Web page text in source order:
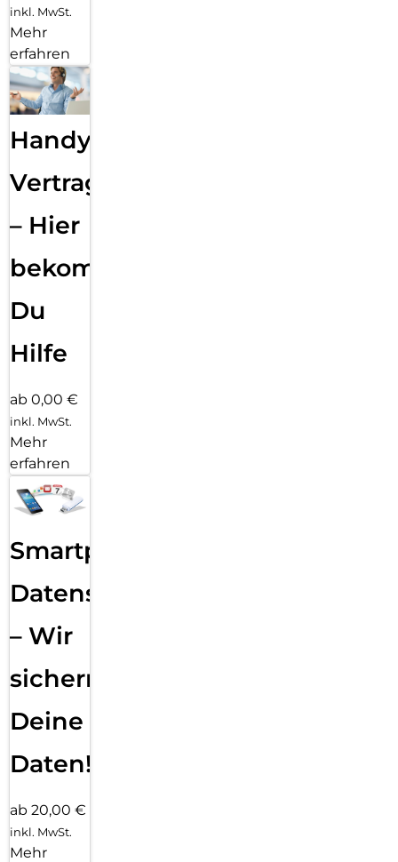
inkl. MwSt.
Mehr
erfahren
Handy
Vertragsabwicklung
– Hier
bekommst
Du
Hilfe
ab 0,00 €
inkl. MwSt.
Mehr
erfahren
Smartphone
Datensicherung
– Wir
sichern
Deine
Daten!
ab 20,00 €
inkl. MwSt.
Mehr